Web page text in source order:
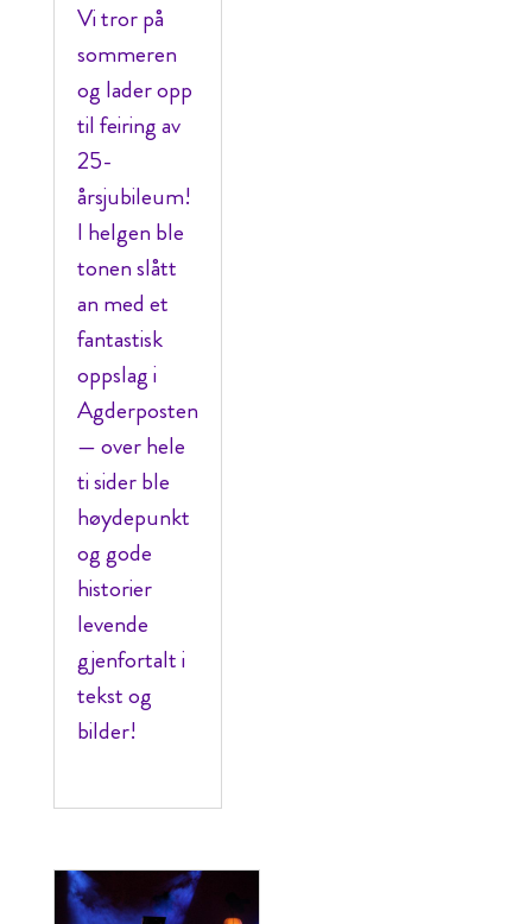
Vi tror på
sommeren
og lader opp
til feiring av
25-
årsjubileum!
I helgen ble
tonen slått
an med et
fantastisk
oppslag i
Agderposten
— over hele
ti sider ble
høydepunkt
og gode
historier
levende
gjenfortalt i
tekst og
bilder!